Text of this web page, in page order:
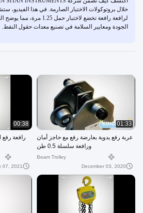
خلال بروتوكولات الاختبار الصارمة. في هذا الفيديو،
لرافعة رافعة تخضع لاختبار حمل
الجودة ومعايير السلامة في تصنيع معدات حقول النفط.
01:33
عربة رفع يدوية بعارضة رفع مع حاجز أمان
ورافعة سلسلة 0.5 طن
Beam Trolley
December 03, 2020
00:38
07, 2021